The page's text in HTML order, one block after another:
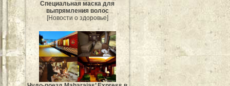
Специальная маска для
выпрямления волос
[Новости о здоровье]